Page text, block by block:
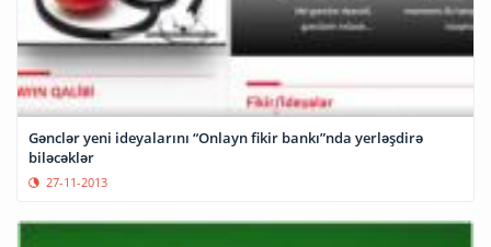
Gənclər yeni ideyalarını “Onlayn fikir bankı”nda yerləşdirə
biləcəklər
27-11-2013